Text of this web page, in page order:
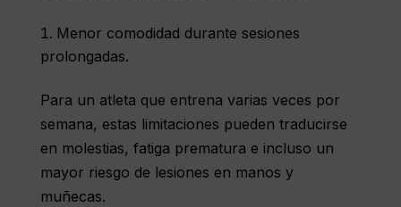
Menor comodidad durante sesiones
prolongadas.
Para un atleta que entrena varias veces por
semana, estas limitaciones pueden traducirse
en molestias, fatiga prematura e incluso un
mayor riesgo de lesiones en manos y
muñecas.